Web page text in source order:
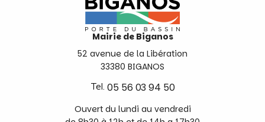
Mairie de Biganos
52 avenue de la Libération
33380 BIGANOS
Tel. 05 56 03 94 50
Ouvert du lundi au vendredi